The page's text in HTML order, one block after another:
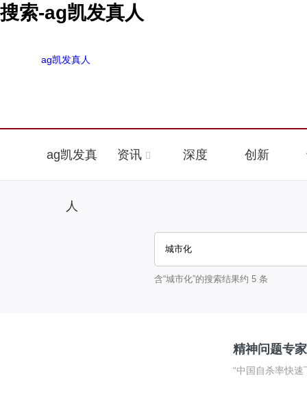
搜索-ag凯发真人
ag凯发真人
ag凯发真
人
资讯 深度 创新
含“城市化”的搜索结果约 5 条
精神问题专
“中国自杀率快